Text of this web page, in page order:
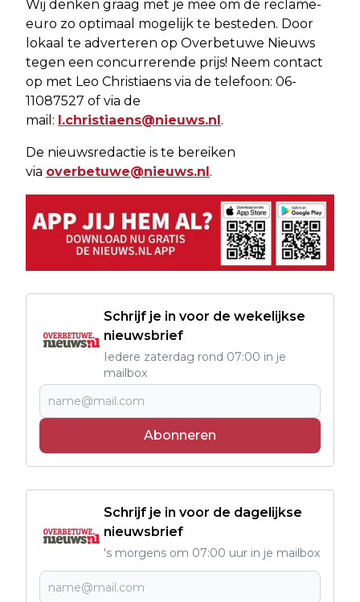
Wij denken graag met je mee om de reclame-
euro zo optimaal mogelijk te besteden. Door
lokaal te adverteren op Overbetuwe Nieuws
tegen een concurrerende prijs! Neem contact
op met Leo Christiaens via de telefoon: 06-
11087527 of via de
mail: l.christiaens@nieuws.nl .
De nieuwsredactie is te bereiken
via overbetuwe@nieuws.nl .
Schrijf je in voor de wekelijkse
nieuwsbrief
Iedere zaterdag rond 07:00 in je
mailbox
Abonneren
Schrijf je in voor de dagelijkse
nieuwsbrief
's morgens om 07:00 uur in je mailbox